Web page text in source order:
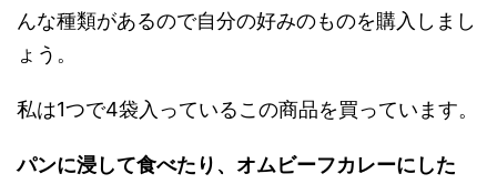
んな種類があるので自分の好みのものを購入しまし
ょう。
私は1つで4袋入っているこの商品を買っています。
パンに浸して食べたり、オムビーフカレーにした